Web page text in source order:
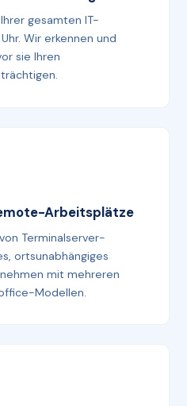
gesamten IT-
Wir erkennen und
sie Ihren
Arbeitsplätze
Terminalserver-
ortsunabhängiges
mit mehreren
Modellen.